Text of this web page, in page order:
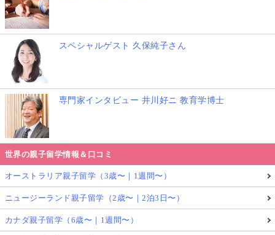
スペシャルゲスト 久保純子さん
専門家インタビュー 井川好ニ 教育学博士
世界の親子留学情報＆口コミ
オーストラリア親子留学（3歳〜｜1週間〜）
ニュージーランド親子留学（2歳〜｜2泊3日〜）
カナダ親子留学（6歳〜｜1週間〜）